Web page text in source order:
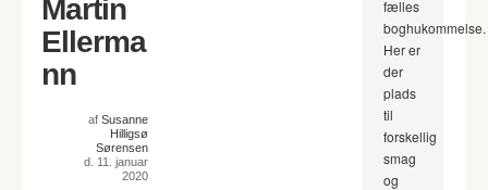
Martin
Ellerma
nn
af Susanne
Hilligsø
Sørensen
d. 11. januar
2020
fælles
boghukommelse.
Her er
der
plads
til
forskellig
smag
og